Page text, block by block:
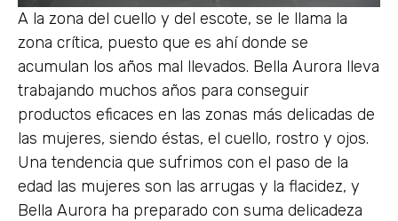
A la zona del cuello y del escote, se le llama la
zona crítica, puesto que es ahí donde se
acumulan los años mal llevados. Bella Aurora lleva
trabajando muchos años para conseguir
productos eficaces en las zonas más delicadas de
las mujeres, siendo éstas, el cuello, rostro y ojos.
Una tendencia que sufrimos con el paso de la
edad las mujeres son las arrugas y la flacidez, y
Bella Aurora ha preparado con suma delicadeza